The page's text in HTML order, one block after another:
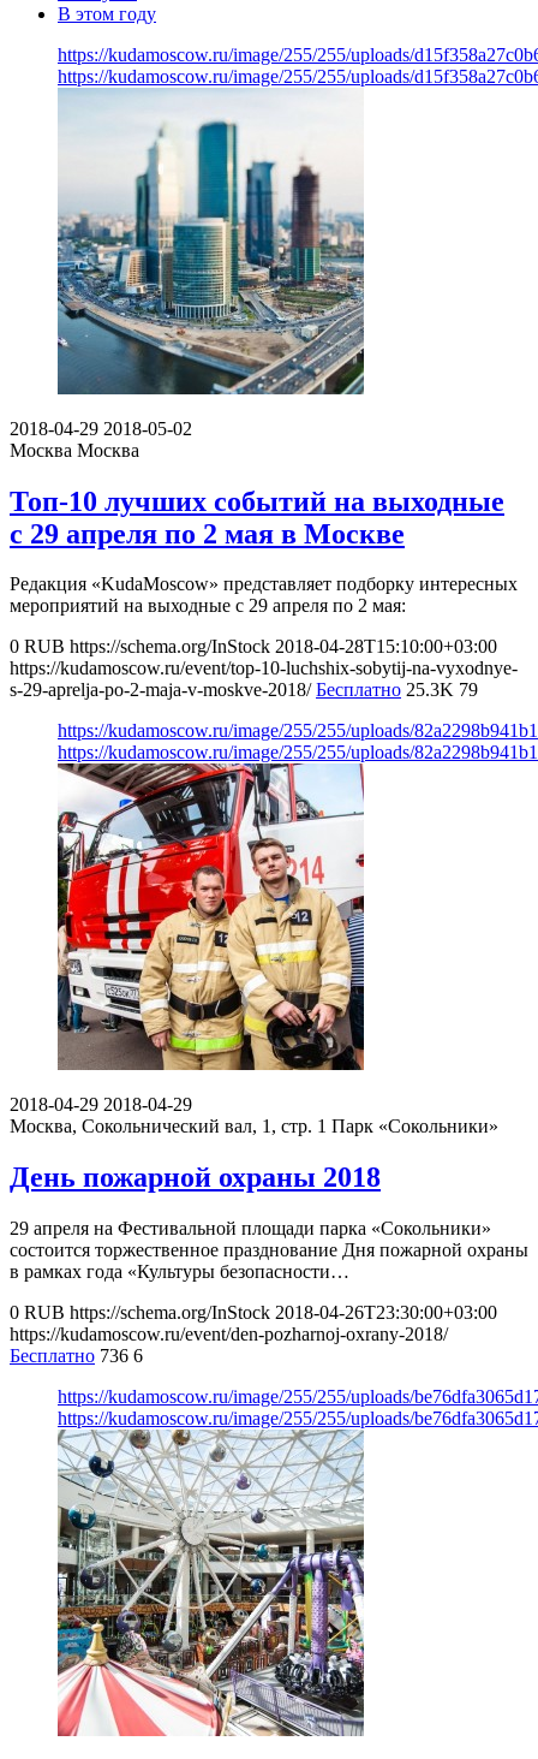
В этом году
https://kudamoscow.ru/image/255/255/uploads/
https://kudamoscow.ru/image/255/255/uploads/
2018-04-29 2018-05-02
Москва Москва
Топ-10 лучших событий на выходные
с 29 апреля по 2 мая в Москве
Редакция «KudaMoscow» представляет подборку интересных
мероприятий на выходные с 29 апреля по 2 мая:
0 RUB https://schema.org/InStock 2018-04-28T15:10:00+03:00
https://kudamoscow.ru/event/top-10-luchshix-sobytij-na-vyxodnye-
s-29-aprelja-po-2-maja-v-moskve-2018/ Бесплатно 25.3K 79
https://kudamoscow.ru/image/255/255/uploads/
https://kudamoscow.ru/image/255/255/uploads/
2018-04-29 2018-04-29
Москва, Сокольнический вал, 1, стр. 1 Парк «Сокольники»
День пожарной охраны 2018
29 апреля на Фестивальной площади парка «Сокольники»
состоится торжественное празднование Дня пожарной охраны
в рамках года «Культуры безопасности…
0 RUB https://schema.org/InStock 2018-04-26T23:30:00+03:00
https://kudamoscow.ru/event/den-pozharnoj-oxrany-2018/
Бесплатно 736 6
https://kudamoscow.ru/image/255/255/uploads/
https://kudamoscow.ru/image/255/255/uploads/